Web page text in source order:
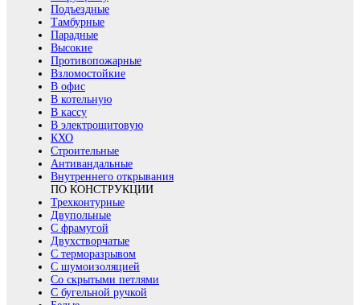
Подъездные
Тамбурные
Парадные
Высокие
Противопожарные
Взломостойкие
В офис
В котельную
В кассу
В электрощитовую
КХО
Строительные
Антивандальные
Внутреннего открывания
ПО КОНСТРУКЦИИ
Трехконтурные
Двупольные
С фрамугой
Двухстворчатые
С терморазрывом
С шумоизоляцией
Со скрытыми петлями
С бугельной ручкой